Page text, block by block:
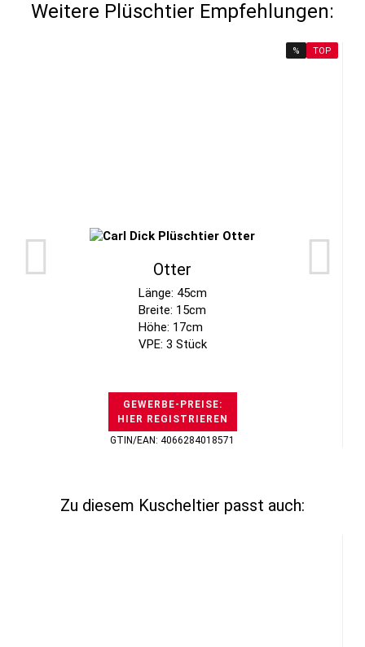
Weitere Plüschtier Empfehlungen:
% TOP
Otter
Länge: 45cm
Breite: 15cm
Höhe: 17cm
VPE: 3 Stück
GEWERBE-PREISE:
HIER REGISTRIEREN
GTIN/EAN: 4066284018571
Zu diesem Kuscheltier passt auch: